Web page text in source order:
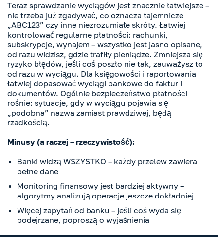
Teraz sprawdzanie wyciągów jest znacznie łatwiejsze –
nie trzeba już zgadywać, co oznacza tajemnicze
„ABC123” czy inne niezrozumiałe skróty. Łatwiej
kontrolować regularne płatności: rachunki,
subskrypcje, wynajem – wszystko jest jasno opisane,
od razu widzisz, gdzie trafiły pieniądze. Zmniejsza się
ryzyko błędów, jeśli coś poszło nie tak, zauważysz to
od razu w wyciągu. Dla księgowości i raportowania
łatwiej dopasować wyciągi bankowe do faktur i
dokumentów. Ogólnie bezpieczeństwo płatności
rośnie: sytuacje, gdy w wyciągu pojawia się
„podobna” nazwa zamiast prawdziwej, będą
rzadkością.
Minusy (a raczej – rzeczywistość):
Banki widzą WSZYSTKO – każdy przelew zawiera
pełne dane
Monitoring finansowy jest bardziej aktywny –
algorytmy analizują operacje jeszcze dokładniej
Więcej zapytań od banku – jeśli coś wyda się
podejrzane, poproszą o wyjaśnienia